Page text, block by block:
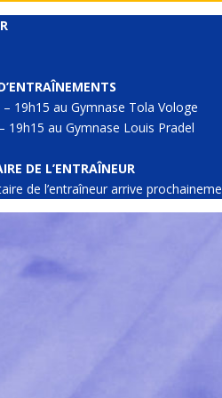
19h15 au Gymnase Tola Vologe
19h15 au Gymnase Louis Pradel
DE L’ENTRAÎNEUR
de l’entraîneur arrive